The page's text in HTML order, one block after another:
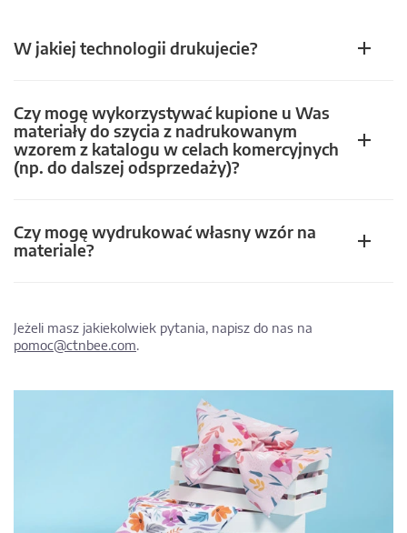
W jakiej technologii drukujecie?
Czy mogę wykorzystywać kupione u Was
materiały do szycia z nadrukowanym
wzorem z katalogu w celach komercyjnych
(np. do dalszej odsprzedaży)?
Czy mogę wydrukować własny wzór na
materiale?
Jeżeli masz jakiekolwiek pytania, napisz do nas na
pomoc@ctnbee.com.